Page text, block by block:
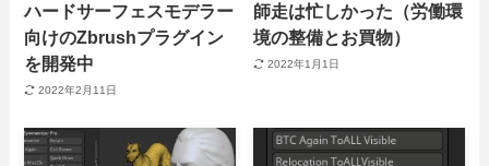
ハードサーフェスモデラー
向けのZbrushプラグイン
を開発中
2022年2月11日
師走は忙しかった（労働環
境の整備とお買物）
2022年1月1日